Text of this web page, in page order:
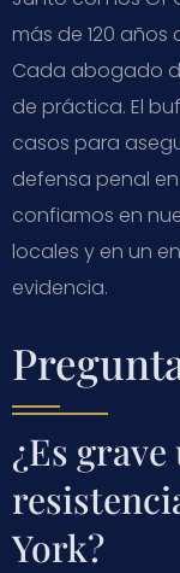
más de 120
Cada abogado
de práctica. El
casos para
defensa penal
confiamos en
locales y en un
evidencia.
¿Es
York?